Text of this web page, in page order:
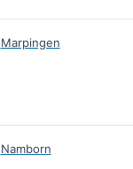
Marpingen
Namborn